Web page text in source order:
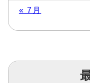
« 7月